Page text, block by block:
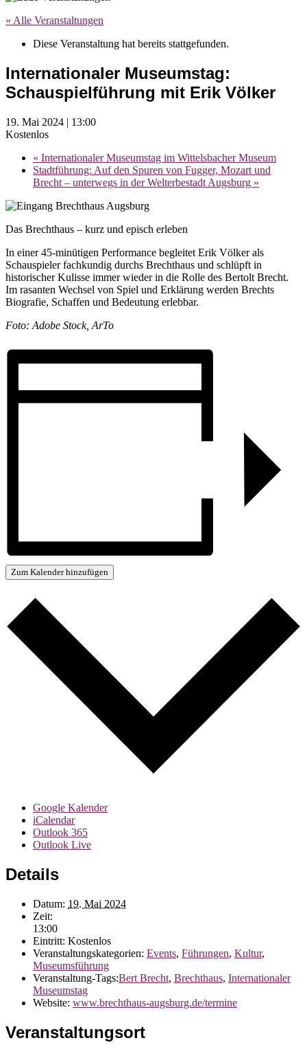
« Alle Veranstaltungen
Diese Veranstaltung hat bereits stattgefunden.
Internationaler Museumstag:
Schauspielführung mit Erik Völker
19. Mai 2024 | 13:00
Kostenlos
« Internationaler Museumstag im Wittelsbacher Museum
Stadtführung: Auf den Spuren von Fugger, Mozart und
Brecht – unterwegs in der Welterbestadt Augsburg »
Das Brechthaus – kurz und episch erleben
In einer 45-minütigen Performance begleitet Erik Völker als
Schauspieler fachkundig durchs Brechthaus und schlüpft in
historischer Kulisse immer wieder in die Rolle des Bertolt Brecht.
Im rasanten Wechsel von Spiel und Erklärung werden Brechts
Biografie, Schaffen und Bedeutung erlebbar.
Foto: Adobe Stock, ArTo
Zum Kalender hinzufügen
Google Kalender
iCalendar
Outlook 365
Outlook Live
Details
Datum: 19. Mai 2024
Zeit:
13:00
Eintritt: Kostenlos
Veranstaltungskategorien: Events, Führungen, Kultur,
Museumsführung
Veranstaltung-Tags:Bert Brecht, Brechthaus, Internationaler
Museumstag
Website: www.brechthaus-augsburg.de/termine
Veranstaltungsort